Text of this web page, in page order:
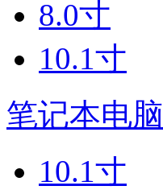
8.0寸
10.1寸
笔记本电脑
10.1寸